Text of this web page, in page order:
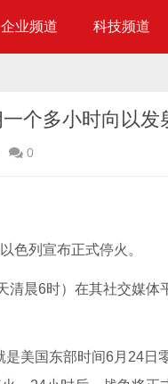
企业频道 科技频道
0
色列宣布正式停火。
晨6时）在其社交媒体
美国东部时间6月24日